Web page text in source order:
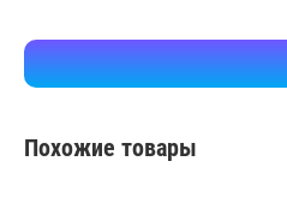
Похожие товары